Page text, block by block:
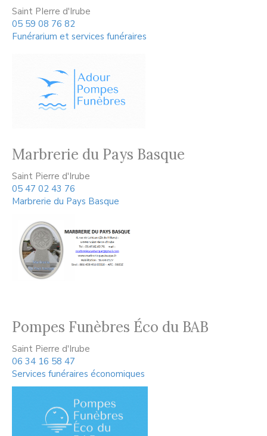
Saint PIerre d'Irube
05 59 08 76 82
Funérarium et services funéraires
Marbrerie du Pays Basque
Saint Pierre d'Irube
05 47 02 43 76
Marbrerie du Pays Basque
Pompes Funèbres Éco du BAB
Saint Pierre d'Irube
06 34 16 58 47
Services funéraires économiques